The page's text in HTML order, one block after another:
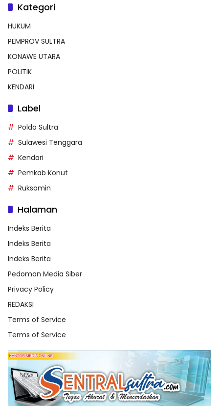
Kategori
HUKUM
PEMPROV SULTRA
KONAWE UTARA
POLITIK
KENDARI
Label
Polda Sultra
Sulawesi Tenggara
Kendari
Pemkab Konut
Ruksamin
Halaman
Indeks Berita
Indeks Berita
Indeks Berita
Pedoman Media Siber
Privacy Policy
REDAKSI
Terms of Service
Terms of Service